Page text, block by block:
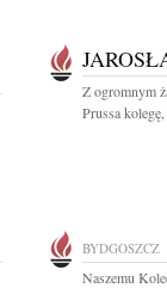
Z ogromnym
Prussa
BYDGOSZCZ
Naszemu